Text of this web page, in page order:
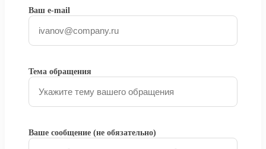
Ваш e-mail
Тема обращения
Ваше сообщение (не обязательно)